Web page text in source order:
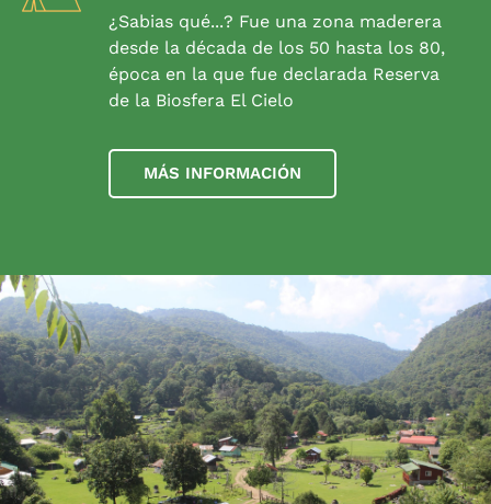
¿Sabias qué...? Fue una zona maderera
desde la década de los 50 hasta los 80,
época en la que fue declarada Reserva
de la Biosfera El Cielo
MÁS INFORMACIÓN